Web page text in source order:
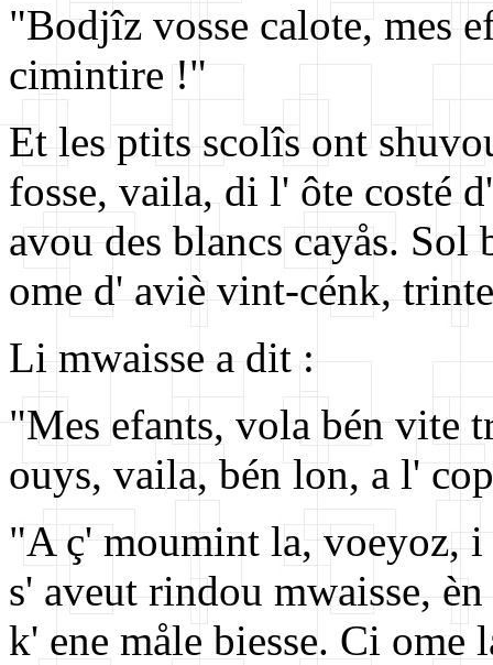
"Bodjîz vosse calote, mes
cimintire !"
Et les ptits scolîs ont
fosse, vaila, di l' ôte costé
avou des blancs cayås.
ome d' aviè vint-cénk,
Li mwaisse a dit :
"Mes efants, vola bén vite
ouys, vaila, bén lon, a l'
"A ç' moumint la, voeyoz,
s' aveut rindou mwaisse,
k' ene måle biesse. Ci